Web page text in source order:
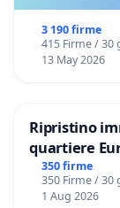
3 190 firme
415 Firme / 30
13 May 2026
Ripristino
quartiere
350 firme
350 Firme / 30
1 Aug 2026